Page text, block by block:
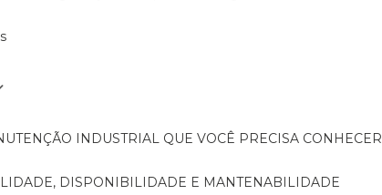
INDUSTRIAL QUE VOCÊ PRECISA CONHECER
DISPONIBILIDADE E MANTENABILIDADE